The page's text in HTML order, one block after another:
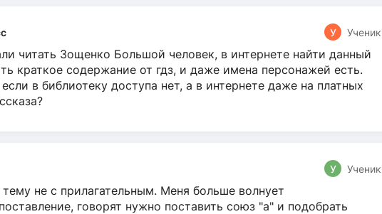
У Ученик
читать Зощенко Большой человек, в интернете найти данный
краткое содержание от гдз, и даже имена персонажей есть.
в библиотеку доступа нет, а в интернете даже на платных
У Ученик
тему не с прилагательным. Меня больше волнует
говорят нужно поставить союз "а" и подобрать